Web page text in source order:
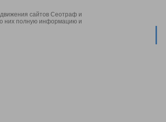
сайтов Сеотраф и
о них полную информацию и